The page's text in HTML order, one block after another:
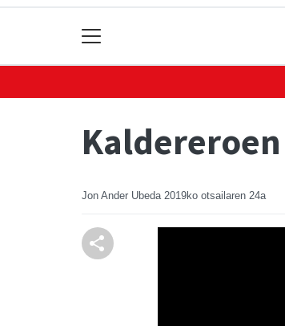
Jon Ander Ubeda 2019ko otsailaren 24a